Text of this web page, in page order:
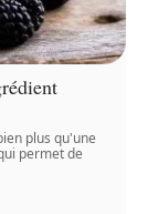
plus qu'une
permet de